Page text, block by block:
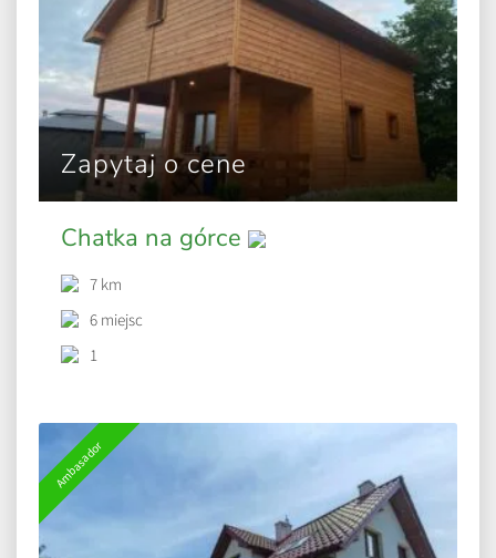
Zapytaj o cene
Chatka na górce
7 km
6 miejsc
1
Ambasador